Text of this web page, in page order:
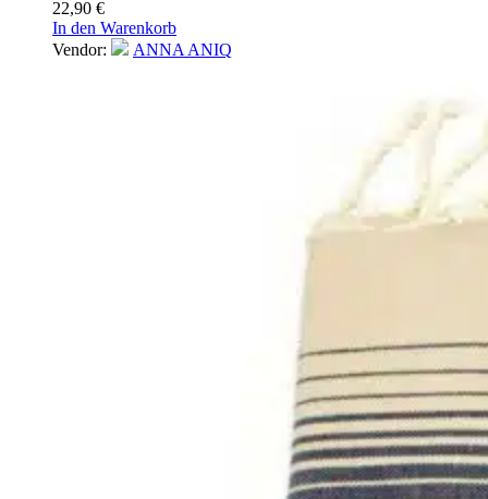
22,90 €
In den Warenkorb
Vendor:
ANNA ANIQ